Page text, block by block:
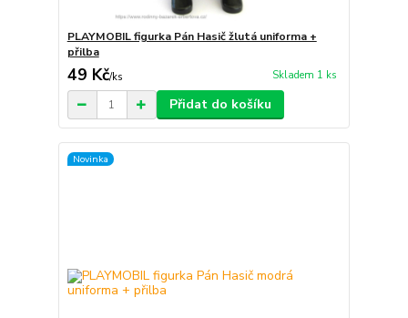
PLAYMOBIL figurka Pán Hasič žlutá uniforma +
přilba
49 Kč/ks Skladem 1 ks
Přidat do košíku
Novinka